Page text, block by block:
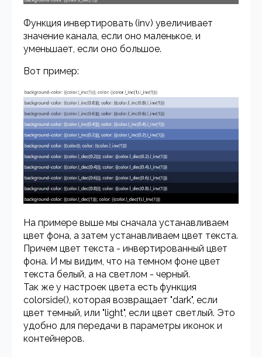
Функция инвертировать (inv) увеличивает
значение канала, если оно маленькое, и
уменьшает, если оно большое.
Вот пример:
На примере выше мы сначала устанавливаем
цвет фона, а затем устанавливаем цвет текста.
Причем цвет текста - инвертированный цвет
фона. И мы видим, что на темном фоне цвет
текста белый, а на светлом - черный.
Так же у настроек цвета есть функция
colorside(), которая возвращает "dark", если
цвет темный, или "light", если цвет светлый. Это
удобно для передачи в параметры иконок и
контейнеров.